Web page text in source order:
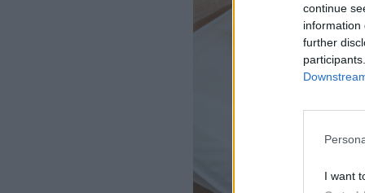
continue
information
further
I want